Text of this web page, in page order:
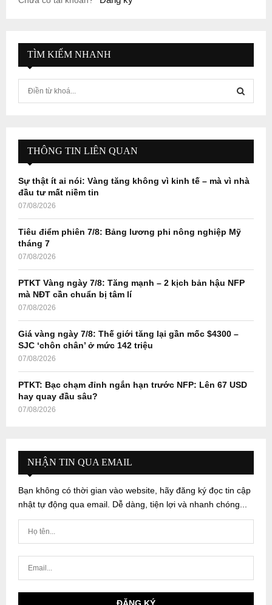
TÌM KIẾM NHANH
f
r
E
A
H
THÔNG TIN LIÊN QUAN
Sự thật ít ai nói: Vàng tăng không vì kinh tế – mà vì nhà
đầu tư mất niềm tin
07/08/2026
Tiêu điểm phiên 7/8: Bảng lương phi nông nghiệp Mỹ
tháng 7
07/08/2026
PTKT Vàng ngày 7/8: Tăng mạnh – 2 kịch bản hậu NFP
mà NĐT cần chuẩn bị tâm lí
07/08/2026
Giá vàng ngày 7/8: Thế giới tăng lại gần mốc $4300 –
SJC ‘chôn chân’ ở mức 142 triệu
07/08/2026
PTKT: Bạc chạm đỉnh ngắn hạn trước NFP: Lên 67 USD
hay quay đầu sâu?
07/08/2026
NHẬN TIN QUA EMAIL
Bạn không có thời gian vào website, hãy đăng ký đọc tin cập
nhật tự động qua email. Dễ dàng, tiện lợi và nhanh chóng...